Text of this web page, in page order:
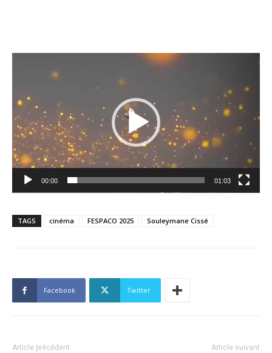
Lecteur
00:00 01:03
TAGS cinéma FESPACO 2025 Souleymane Cissé
Facebook Twitter
Article précédent Article suivant